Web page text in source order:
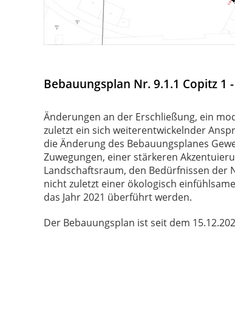
Bebauungsplan Nr. 9.1.1 Copitz 1
Änderungen an der Erschließung, ein
zuletzt ein sich weiterentwickelnder
die Änderung des Bebauungsplanes
Zuwegungen, einer stärkeren
Landschaftsraum, den Bedürfnissen
nicht zuletzt einer ökologisch
das Jahr 2021 überführt werden.
Der Bebauungsplan ist seit dem